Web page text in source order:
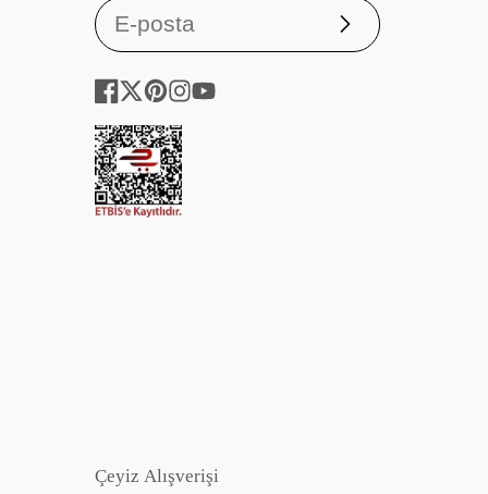
Abone
Çeyiz Alışverişi